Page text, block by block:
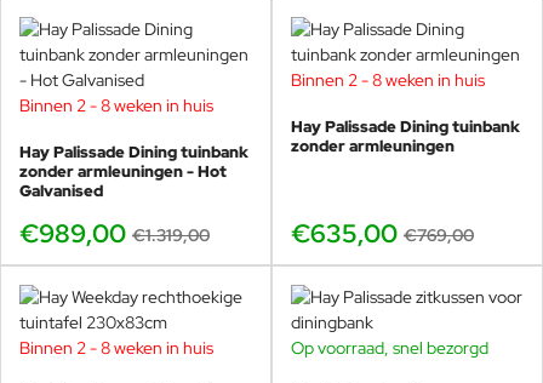
-25%
Binnen 2 - 8 weken in huis
Hay Palissade Dining tuinbank
zonder armleuningen - Hot
Galvanised
€989,00 €1.319,00
-17%
Binnen 2 - 8 weken in huis
Hay Palissade Dining tuinbank
zonder armleuningen
€635,00 €769,00
Binnen 2 - 8 weken in huis -22%
Op voorraad, snel bezorgd